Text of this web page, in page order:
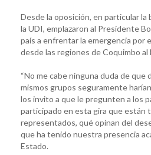
Desde la oposición, en particular la
la UDI, emplazaron al Presidente
país a enfrentar la emergencia por
desde las regiones de Coquimbo al
“No me cabe ninguna duda de
mismos grupos seguramente
los invito a que le pregunten a los
participado en esta gira que están
representados, qué opinan del
que ha tenido nuestra presencia
Estado.